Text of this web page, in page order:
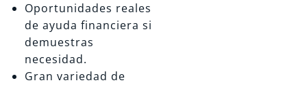
Oportunidades reales
de ayuda financiera si
demuestras
necesidad.
Gran variedad de